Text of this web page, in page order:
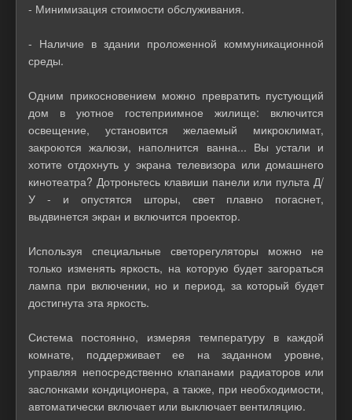
- Минимизация стоимости обслуживания.
- Наличие в здании проложенной коммуникационной
среды.
Одним прикосновением можно превратить пустующий
дом в уютное гостеприимное жилище: включится
освещение, установится желаемый микроклимат,
закроются жалюзи, наполнится ванна... Вы устали и
хотите отдохнуть у экрана телевизора или домашнего
кинотеатра? Дотроньтесь клавиши панели или пульта Д/
У - и опустятся шторы, свет плавно погаснет,
выдвинется экран и включится проектор.
Используя специальные светорегуляторы можно не
только изменять яркость, на которую будет загораться
лампа при включении, но и период, за который будет
достигнута эта яркость.
Система постоянно, измеряя температуру в каждой
комнате, поддерживает ее на заданном уровне,
управляя непосредственно клапанами радиаторов или
заслонками кондиционера, а также, при необходимости,
автоматически включает или выключает вентиляцию.